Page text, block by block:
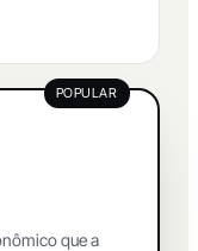
POPULAR
que a